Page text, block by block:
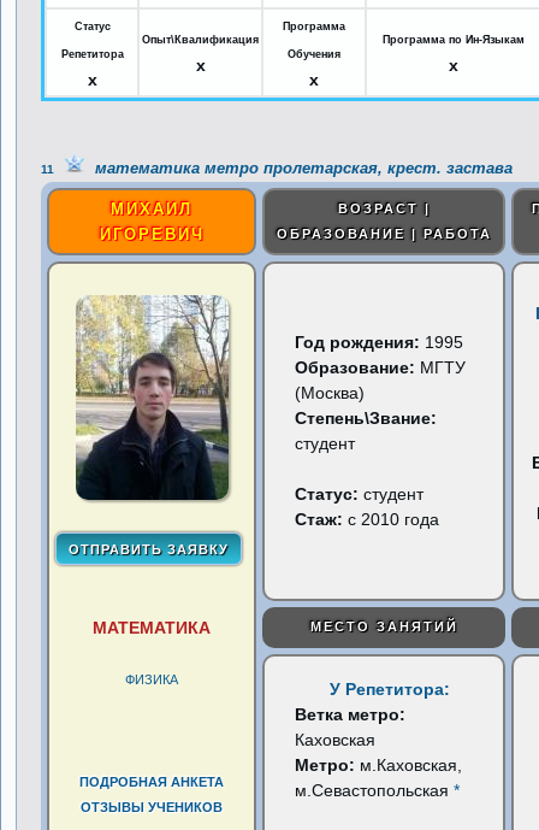
Статус
Репетитора
x
Опыт\Квалификация
x
Программа
Обучения
x
Программа по Ин-Языкам
x
11 математика метро пролетарская, крест. застава
МИХАИЛ
ИГОРЕВИЧ
ВОЗРАСТ |
ОБРАЗОВАНИЕ | РАБОТА
МАТЕМАТИКА
ФИЗИКА
ПОДРОБНАЯ АНКЕТА
ОТЗЫВЫ УЧЕНИКОВ
Год рождения: 1995
Образование: МГТУ
(Москва)
Степень\Звание:
студент
Статус:студент
Стаж: с 2010 года
МЕСТО ЗАНЯТИЙ
У Репетитора:
Ветка метро:
Каховская
Метро: м.Каховская,
м.Севастопольская*